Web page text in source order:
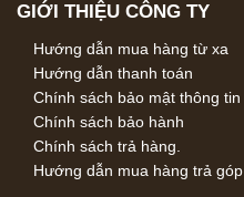
GIỚI THIỆU CÔNG TY
Hướng dẫn mua hàng từ xa
Hướng dẫn thanh toán
Chính sách bảo mật thông tin
Chính sách bảo hành
Chính sách trả hàng.
Hướng dẫn mua hàng trả góp